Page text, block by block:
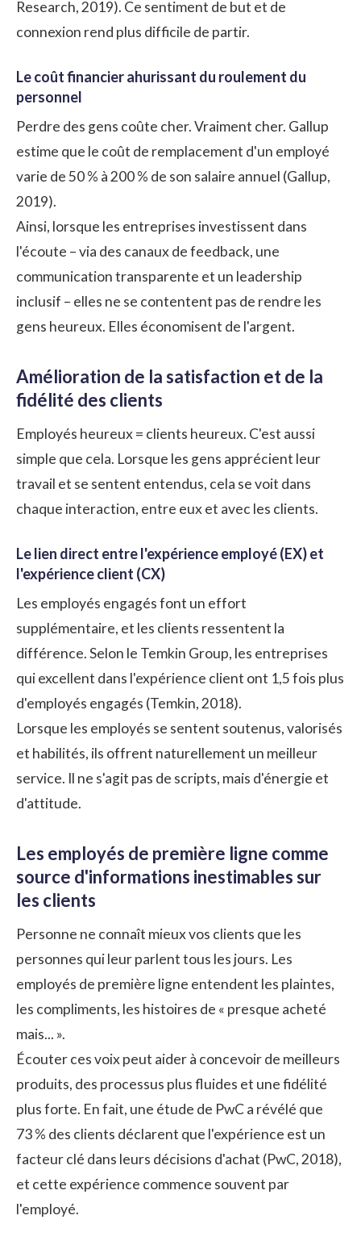
Research, 2019). Ce sentiment de but et de
connexion rend plus difficile de partir.
Le coût financier ahurissant du roulement du
personnel
Perdre des gens coûte cher. Vraiment cher. Gallup
estime que le coût de remplacement d'un employé
varie de 50 % à 200 % de son salaire annuel (Gallup,
2019).
Ainsi, lorsque les entreprises investissent dans
l'écoute – via des canaux de feedback, une
communication transparente et un leadership
inclusif – elles ne se contentent pas de rendre les
gens heureux. Elles économisent de l'argent.
Amélioration de la satisfaction et de la
fidélité des clients
Employés heureux = clients heureux. C'est aussi
simple que cela. Lorsque les gens apprécient leur
travail et se sentent entendus, cela se voit dans
chaque interaction, entre eux et avec les clients.
Le lien direct entre l'expérience employé (EX) et
l'expérience client (CX)
Les employés engagés font un effort
supplémentaire, et les clients ressentent la
différence. Selon le Temkin Group, les entreprises
qui excellent dans l'expérience client ont 1,5 fois plus
d'employés engagés (Temkin, 2018).
Lorsque les employés se sentent soutenus, valorisés
et habilités, ils offrent naturellement un meilleur
service. Il ne s'agit pas de scripts, mais d'énergie et
d'attitude.
Les employés de première ligne comme
source d'informations inestimables sur
les clients
Personne ne connaît mieux vos clients que les
personnes qui leur parlent tous les jours. Les
employés de première ligne entendent les plaintes,
les compliments, les histoires de « presque acheté
mais... ».
Écouter ces voix peut aider à concevoir de meilleurs
produits, des processus plus fluides et une fidélité
plus forte. En fait, une étude de PwC a révélé que
73 % des clients déclarent que l'expérience est un
facteur clé dans leurs décisions d'achat (PwC, 2018),
et cette expérience commence souvent par
l'employé.